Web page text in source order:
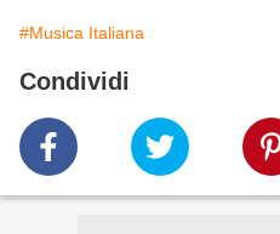
#Musica Italiana
Condividi